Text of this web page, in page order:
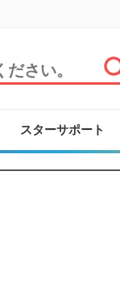
スターサポート